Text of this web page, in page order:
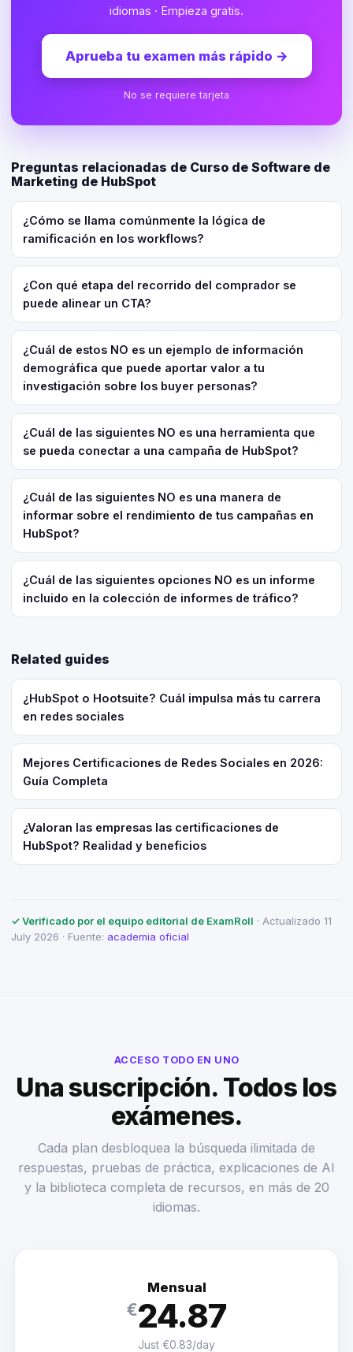
idiomas · Empieza gratis.
Aprueba tu examen más rápido →
No se requiere tarjeta
Preguntas relacionadas de Curso de Software de
Marketing de HubSpot
¿Cómo se llama comúnmente la lógica de
ramificación en los workflows?
¿Con qué etapa del recorrido del comprador se
puede alinear un CTA?
¿Cuál de estos NO es un ejemplo de información
demográfica que puede aportar valor a tu
investigación sobre los buyer personas?
¿Cuál de las siguientes NO es una herramienta que
se pueda conectar a una campaña de HubSpot?
¿Cuál de las siguientes NO es una manera de
informar sobre el rendimiento de tus campañas en
HubSpot?
¿Cuál de las siguientes opciones NO es un informe
incluido en la colección de informes de tráfico?
Related guides
¿HubSpot o Hootsuite? Cuál impulsa más tu carrera
en redes sociales
Mejores Certificaciones de Redes Sociales en 2026:
Guía Completa
¿Valoran las empresas las certificaciones de
HubSpot? Realidad y beneficios
✓ Verificado por el equipo editorial de ExamRoll · Actualizado 11
July 2026 · Fuente: academia oficial
ACCESO TODO EN UNO
Una suscripción. Todos los
exámenes.
Cada plan desbloquea la búsqueda ilimitada de
respuestas, pruebas de práctica, explicaciones de AI
y la biblioteca completa de recursos, en más de 20
idiomas.
Mensual
€24.87
Just €0.83/day